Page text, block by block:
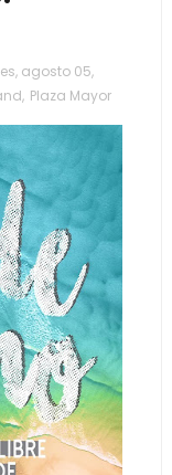
agosto 05,
, Plaza Mayor